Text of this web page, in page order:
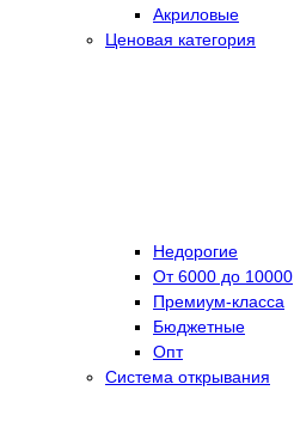
Акриловые
Ценовая категория
Недорогие
От 6000 до 10000
Премиум-класса
Бюджетные
Опт
Система открывания